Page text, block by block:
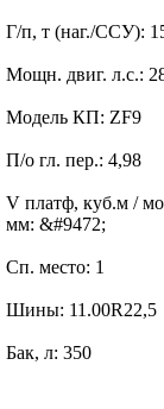
Г/п, т (наг./ССУ):
Мощн. двиг. л.с.:
Модель КП: ZF9
П/о гл. пер.: 4,98
V платф, куб.м /
мм: &#9472;
Сп. место: 1
Шины: 11.00R22,5
Бак, л: 350